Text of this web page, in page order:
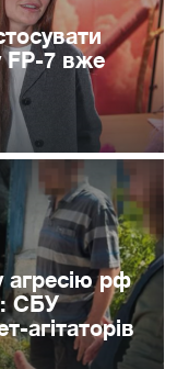
FP-7 вже
агресію рф
СБУ
агітаторів